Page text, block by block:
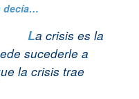
decía…
La crisis es la
sucederle a
la crisis trae